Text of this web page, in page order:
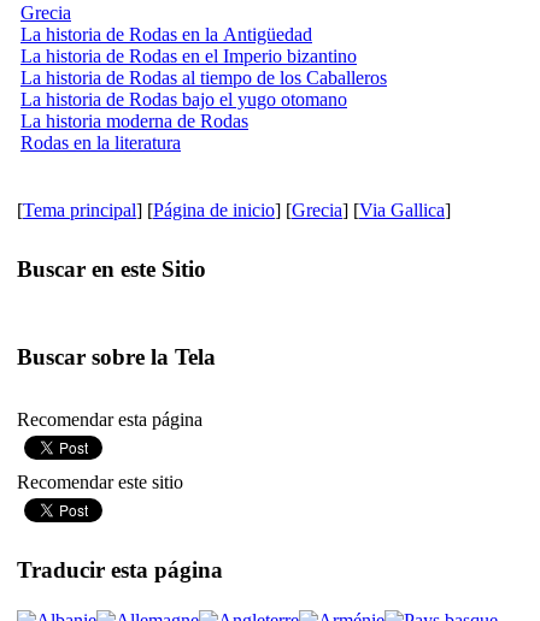
Grecia
La historia de Rodas en la Antigüedad
La historia de Rodas en el Imperio bizantino
La historia de Rodas al tiempo de los Caballeros
La historia de Rodas bajo el yugo otomano
La historia moderna de Rodas
Rodas en la literatura
[Tema principal] [Página de inicio] [Grecia] [Via Gallica]
Buscar en este Sitio
Buscar sobre la Tela
Recomendar esta página
Recomendar este sitio
Traducir esta página